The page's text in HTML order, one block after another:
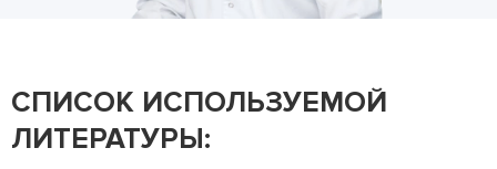
СПИСОК ИСПОЛЬЗУЕМОЙ
ЛИТЕРАТУРЫ: